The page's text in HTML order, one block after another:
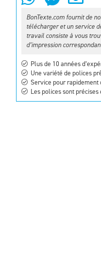
BonTexte.com fournit de
télécharger et un service
travail consiste à vous
d’impression
Plus de 10 années
Une variété de polices
Service pour rapidement
Les polices sont